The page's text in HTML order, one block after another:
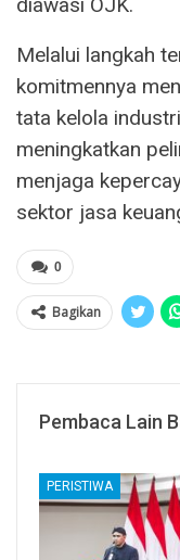
diawasi OJK.
Melalui langkah
komitmennya
tata kelola
meningkatkan
menjaga
sektor jasa
0
Bagikan
Pembaca Lain
PERISTIWA